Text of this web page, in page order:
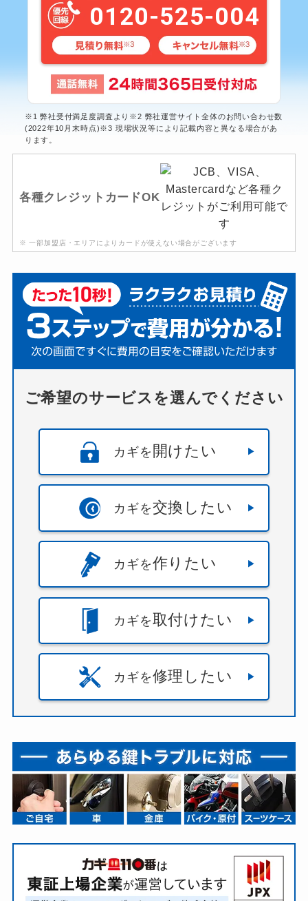
0120-525-004
※1 弊社受付満足度調査より※2 弊社運営サイト全体のお問い合わせ数
(2022年10月末時点)※3 現場状況等により記載内容と異なる場合があ
ります。
各種クレジットカードOK
※ 一部加盟店・エリアによりカードが使えない場合がございます
ご希望のサービスを選んでください
カギを 開けたい
カギを交換したい
カギを作りたい
カギを取付けたい
カギを修理したい